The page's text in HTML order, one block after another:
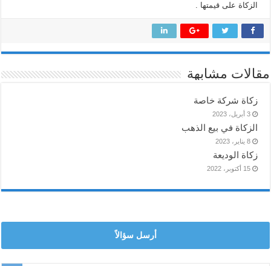
الزكاة على قيمتها .
مقالات مشابهة
زكاة شركة خاصة
3 أبريل، 2023
الزكاة في بيع الذهب
8 يناير، 2023
زكاة الوديعة
15 أكتوبر، 2022
أرسل سؤالاً